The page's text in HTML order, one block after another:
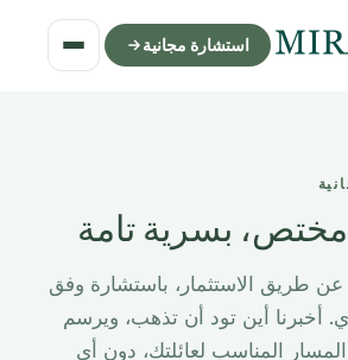
استشارة مجانية
بسرية تامة
عن طريق الاستثمار، باستشارة وفق
أخبرنا أين تود أن تذهب، ويرسم
المناسب لعائلتك، دون أي